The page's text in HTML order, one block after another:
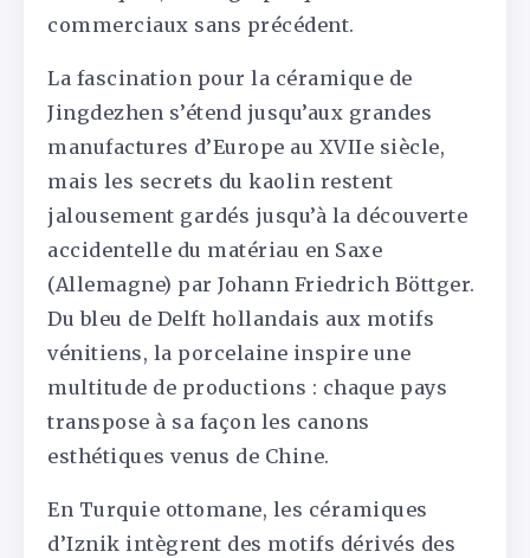
commerciaux sans précédent.
La fascination pour la céramique de
Jingdezhen s’étend jusqu’aux grandes
manufactures d’Europe au XVIIe siècle,
mais les secrets du kaolin restent
jalousement gardés jusqu’à la découverte
accidentelle du matériau en Saxe
(Allemagne) par Johann Friedrich Böttger.
Du bleu de Delft hollandais aux motifs
vénitiens, la porcelaine inspire une
multitude de productions : chaque pays
transpose à sa façon les canons
esthétiques venus de Chine.
En Turquie ottomane, les céramiques
d’Iznik intègrent des motifs dérivés des